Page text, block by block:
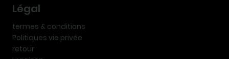
Légal
termes & conditions
Politiques vie privée
retour